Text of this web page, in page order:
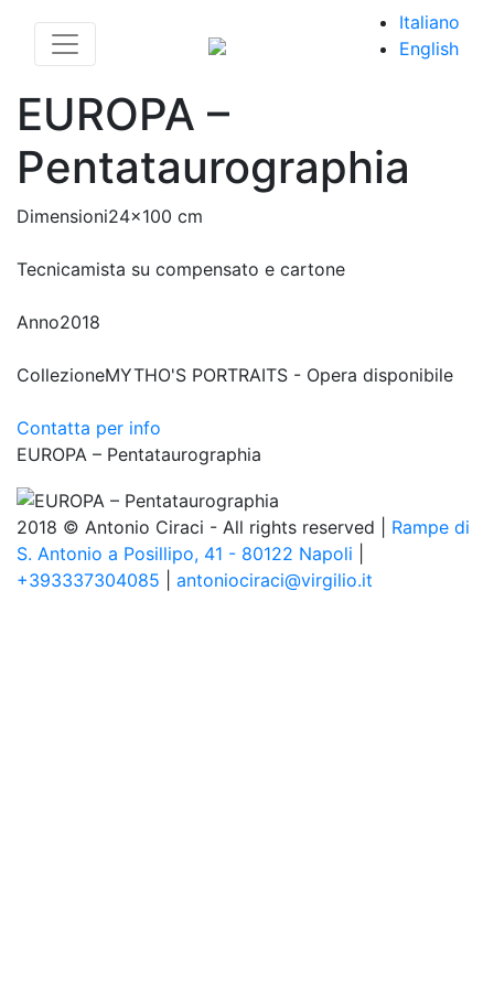
Italiano
English
EUROPA –
Pentataurographia
Dimensioni24x100 cm
Tecnicamista su compensato e cartone
Anno2018
CollezioneMYTHO'S PORTRAITS - Opera disponibile
Contatta per info
EUROPA – Pentataurographia
2018 © Antonio Ciraci - All rights reserved | Rampe di
S. Antonio a Posillipo, 41 - 80122 Napoli
+393337304085
antoniociraci@virgilio.it